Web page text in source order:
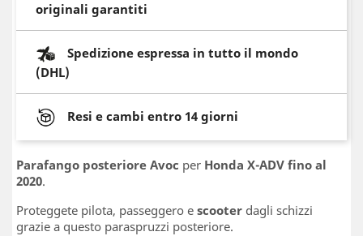
originali garantiti
Spedizione espressa in tutto il mondo
(DHL)
Resi e cambi entro 14 giorni
Parafango posteriore Avoc per Honda X-ADV fino al
2020.
Proteggete pilota, passeggero e scooter dagli schizzi
grazie a questo paraspruzzi posteriore.